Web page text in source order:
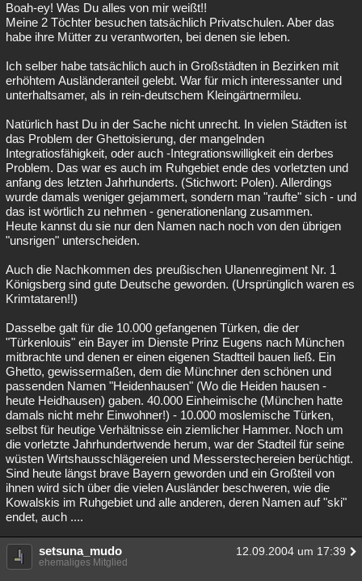
Boah-ey! Was Du alles von mir weißt!!
Meine 2 Töchter besuchen tatsächlich Privatschulen. Aber das
habe ihre Mütter zu verantworten, bei denen sie leben.
Ich selber habe tatsächlich auch in Großstädten in Bezirken mit
erhöhtem Ausländeranteil gelebt. War für mich interessanter und
unterhaltsamer, als in rein-deutschem Kleingärtnermileu.
Natürlich hast Du in der Sache nicht unrecht. In vielen Städten ist
das Problem der Ghettoisierung, der mangelnden
Integratiosfähigkeit, oder auch -Integrationswilligkeit ein derbes
Problem. Das war es auch im Ruhgebiet ende des vorletzten und
anfang des letzten Jahrhunderts. (Stichwort: Polen). Allerdings
wurde damals weniger gejammert, sondern man "raufte" sich - und
das ist wörtlich zu nehmen - generationenlang zusammen.
Heute kannst du sie nur den Namen nach noch von den übrigen
"unsrigen" unterscheiden.
Auch die Nachkommen des preußischen Ulanenregiment Nr. 1
Königsberg sind gute Deutsche geworden. (Ursprünglich waren es
Krimtataren!!)
Dasselbe galt für die 10.000 gefangenen Türken, die der
"Türkenlouis" ein Bayer im Dienste Prinz Eugens nach München
mitbrachte und denen er einen eigenen Stadtteil bauen ließ. Ein
Ghetto, gewissermaßen, dem die Münchner den schönen und
passenden Namen "Heidenhausen" (Wo die Heiden hausen -
heute Heidhausen) gaben. 40.000 Einheimische (München hatte
damals nicht mehr Einwohner!) - 10.000 moslemische Türken,
selbst für heutige Verhältnisse ein ziemlicher Hammer. Noch um
die vorletzte Jahrhundertwende herum, war der Stadteil für seine
wüsten Wirtshausschlägereien und Messerstechereien berüchtigt.
Sind heute längst brave Bayern geworden und ein Großteil von
ihnen wird sich über die vielen Ausländer beschweren, wie die
Kowalskis im Ruhgebiet und alle anderen, deren Namen auf "ski"
endet, auch ....
setsuna_mudo 12.09.2004 um 17:39
ehemaliges Mitglied